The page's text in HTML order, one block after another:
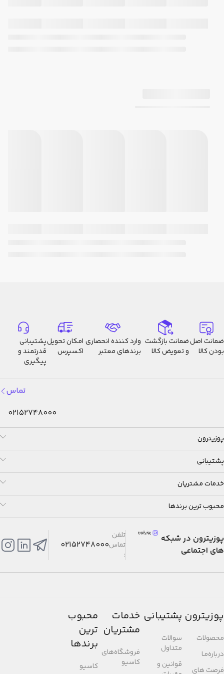
ضمانت اصل
بودن کالا
ضمانت بازگشت
و تعویض کالا
وارد کننده انحصاری
برندهای معتبر
امکان تحویل
اکسپرس
پشتیبانی
قدرتمند و
پیگیری
تماس
02152748000
پوزیترون
پشتیبانی
خدمات مشتریان
محبوب ترین برندها
پوزیترون در شبکه
های اجتماعی
تلفن
تماس
:
02152748000
پوزیترون
محصولات
درباره‌مـا
فرصت های
پشتیبانی
سوالات
متداول
قوانین و
خدمات
مشتریان
فروشگاه‌های
کاسیو
محبوب
ترین
برندها
کاسیو